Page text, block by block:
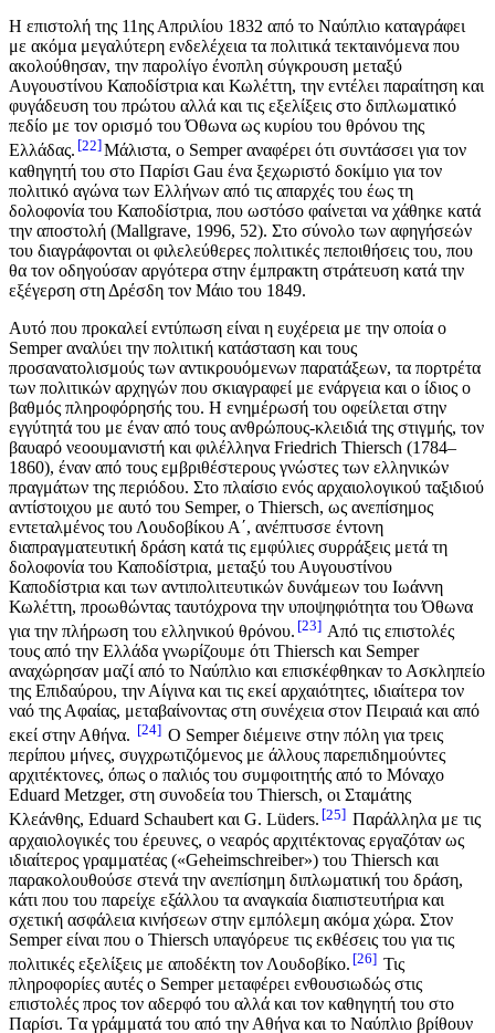
Η επιστολή της 11ης Απριλίου 1832 από το Ναύπλιο καταγράφει
με ακόμα μεγαλύτερη ενδελέχεια τα πολιτικά τεκταινόμενα που
ακολούθησαν, την παρολίγο ένοπλη σύγκρουση μεταξύ
Αυγουστίνου Καποδίστρια και Κωλέττη, την εντέλει παραίτηση και
φυγάδευση του πρώτου αλλά και τις εξελίξεις στο διπλωματικό
πεδίο με τον ορισμό του Όθωνα ως κυρίου του θρόνου της
Ελλάδας. 22 Μάλιστα, ο Semper αναφέρει ότι συντάσσει για τον
καθηγητή του στο Παρίσι Gau ένα ξεχωριστό δοκίμιο για τον
πολιτικό αγώνα των Ελλήνων από τις απαρχές του έως τη
δολοφονία του Καποδίστρια, που ωστόσο φαίνεται να χάθηκε κατά
την αποστολή (Mallgrave, 1996, 52). Στο σύνολο των αφηγήσεών
του διαγράφονται οι φιλελεύθερες πολιτικές πεποιθήσεις του, που
θα τον οδηγούσαν αργότερα στην έμπρακτη στράτευση κατά την
εξέγερση στη Δρέσδη τον Μάιο του 1849.
Αυτό που προκαλεί εντύπωση είναι η ευχέρεια με την οποία ο
Semper αναλύει την πολιτική κατάσταση και τους
προσανατολισμούς των αντικρουόμενων παρατάξεων, τα πορτρέτα
των πολιτικών αρχηγών που σκιαγραφεί με ενάργεια και ο ίδιος ο
βαθμός πληροφόρησής του. Η ενημέρωσή του οφείλεται στην
εγγύτητά του με έναν από τους ανθρώπους-κλειδιά της στιγμής, τον
βαυαρό νεοουμανιστή και φιλέλληνα Friedrich Thiersch (1784–
1860), έναν από τους εμβριθέστερους γνώστες των ελληνικών
πραγμάτων της περιόδου. Στο πλαίσιο ενός αρχαιολογικού ταξιδιού
αντίστοιχου με αυτό του Semper, o Τhiersch, ως ανεπίσημος
εντεταλμένος του Λουδοβίκου Α΄, ανέπτυσσε έντονη
διαπραγματευτική δράση κατά τις εμφύλιες συρράξεις μετά τη
δολοφονία του Καποδίστρια, μεταξύ του Αυγουστίνου
Καποδίστρια και των αντιπολιτευτικών δυνάμεων του Ιωάννη
Κωλέττη, προωθώντας ταυτόχρονα την υποψηφιότητα του Όθωνα
για την πλήρωση του ελληνικού θρόνου. 23
Από τις επιστολές
τους από την Ελλάδα γνωρίζουμε ότι Thiersch και Semper
αναχώρησαν μαζί από το Ναύπλιο και επισκέφθηκαν το Ασκληπείο
της Επιδαύρου, την Αίγινα και τις εκεί αρχαιότητες, ιδιαίτερα τον
ναό της Αφαίας, μεταβαίνοντας στη συνέχεια στον Πειραιά και από
εκεί στην Αθήνα.
24
Ο Semper διέμεινε στην πόλη για τρεις
περίπου μήνες, συγχρωτιζόμενος με άλλους παρεπιδημούντες
αρχιτέκτονες, όπως ο παλιός του συμφοιτητής από το Μόναχο
Eduard Metzger, στη συνοδεία του Thiersch, oι Σταμάτης
Κλεάνθης, Eduard Schaubert και G. Lüders. 25
Παράλληλα με τις
αρχαιολογικές του έρευνες, ο νεαρός αρχιτέκτονας εργαζόταν ως
ιδιαίτερος γραμματέας («Geheimschreiber») του Thiersch και
παρακολουθούσε στενά την ανεπίσημη διπλωματική του δράση,
κάτι που του παρείχε εξάλλου τα αναγκαία διαπιστευτήρια και
σχετική ασφάλεια κινήσεων στην εμπόλεμη ακόμα χώρα. Στον
Semper είναι που ο Τhiersch υπαγόρευε τις εκθέσεις του για τις
πολιτικές εξελίξεις με αποδέκτη τον Λουδοβίκο. 26
Τις
πληροφορίες αυτές ο Semper μεταφέρει ενθουσιωδώς στις
επιστολές προς τον αδερφό του αλλά και τον καθηγητή του στο
Παρίσι. Tα γράμματά του από την Αθήνα και το Ναύπλιο βρίθουν